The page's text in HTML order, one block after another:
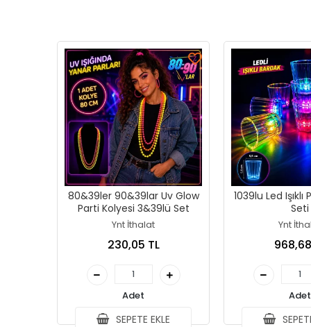
80&39ler 90&39lar Uv Glow
Parti Kolyesi 3&39lü Set
Ynt İthalat
230,05 TL
Adet
SEPETE EKLE
1039lu Led Işıklı
Seti
Ynt
Adet